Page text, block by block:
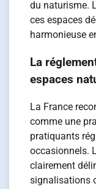
du naturisme.
ces espaces
harmonieuse
La
espaces
La France
comme une
pratiquants
occasionnels.
clairement
signalisations